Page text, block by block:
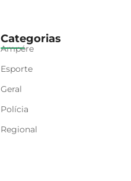
Categorias
Ampére
Esporte
Geral
Polícia
Regional